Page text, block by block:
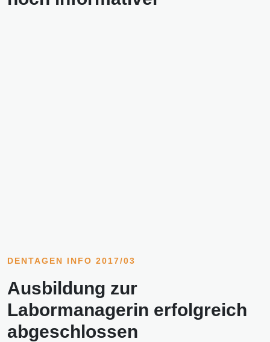
DENTAGEN INFO 2017/03
Ausbildung zur
Labormanagerin erfolgreich
abgeschlossen